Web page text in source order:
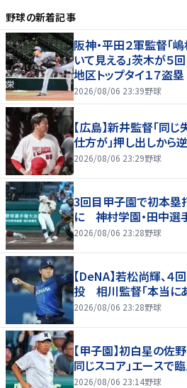
野球の新着記事
阪神・平田２軍監督「
いて見える」茨木が５
地区トップタイ１７盗塁
2026/08/06 23:39野球
【広島】新井監督「同
仕方が」押し出しから
2026/08/06 23:29野球
3回目甲子園で初本塁
に 神村学園・田中選
2026/08/06 23:28野球
【DeNA】若松尚輝、
投 相川監督「本当に
2026/08/06 23:28野球
【甲子園】初白星の佐
同じスコア」エースで
2026/08/06 23:14野球